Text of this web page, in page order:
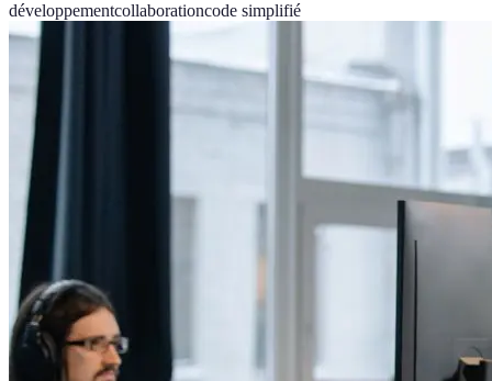
développementcollaborationcode simplifié